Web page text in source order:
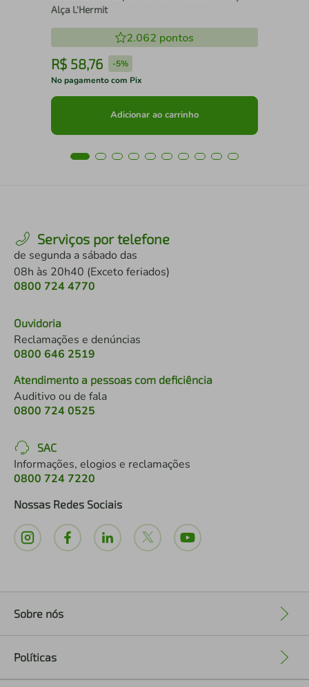
Alça L'Hermit
2.062 pontos
R$ 58,76 -5%
No pagamento com Pix
Adicionar ao carrinho
Serviços por telefone
de segunda a sábado das
08h às 20h40 (Exceto feriados)
0800 724 4770
Ouvidoria
Reclamações e denúncias
0800 646 2519
Atendimento a pessoas com deficiência
Auditivo ou de fala
0800 724 0525
SAC
Informações, elogios e reclamações
0800 724 7220
Nossas Redes Sociais
Sobre nós
Políticas